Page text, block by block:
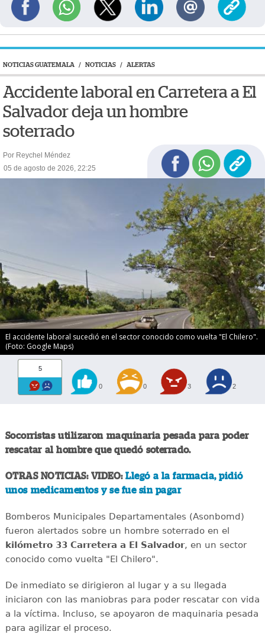
NOTICIAS GUATEMALA / NOTICIAS / ALERTAS
Accidente laboral en Carretera a El
Salvador deja un hombre
soterrado
Por Reychel Méndez
05 de agosto de 2026, 22:25
El accidente laboral sucedió en el sector conocido como vuelta "El Chilero".
(Foto: Google Maps)
5
0 0 3 2
Socorristas utilizaron maquinaria pesada para poder
rescatar al hombre que quedó soterrado.
OTRAS NOTICIAS: VIDEO:Llegó a la farmacia, pidió
unos medicamentos y se fue sin pagar
Bomberos Municipales Departamentales (Asonbomd)
fueron alertados sobre un hombre soterrado en el
kilómetro 33 Carretera a El Salvador, en un sector
conocido como vuelta "El Chilero".
De inmediato se dirigieron al lugar y a su llegada
iniciaron con las maniobras para poder rescatar con vida
a la víctima. Incluso, se apoyaron de maquinaria pesada
para agilizar el proceso.